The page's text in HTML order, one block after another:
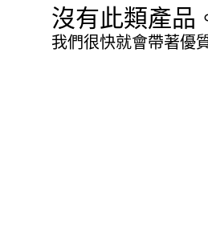
沒有此類產品
我們很快就會帶著優